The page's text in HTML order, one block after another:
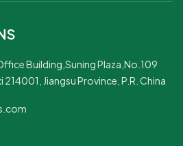
Building,Suning Plaza,No.109
214001, Jiangsu Province, P.R. China